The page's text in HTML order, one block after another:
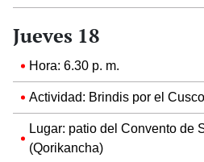
Jueves 18
Hora: 6.30 p. m.
Actividad: Brindis por el Cusco
Lugar: patio del Convento de
(Qorikancha)